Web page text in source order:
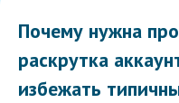
Почему нужна
раскрутка
избежать